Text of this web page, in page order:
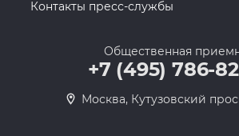
Контакты пресс-службы
Общественная
+7 (495) 786-
Москва, Кутузовский